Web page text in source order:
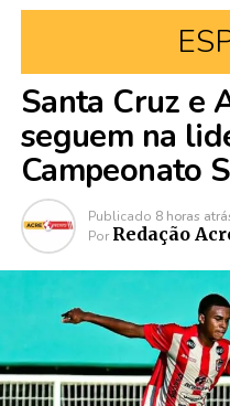
Santa Cruz e
seguem na
Campeonato
Publicado 8 horas
Por Redação